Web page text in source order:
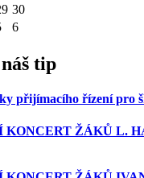
30
6
tip
přijímacího řízení pro
KONCERT ŽÁKŮ L.